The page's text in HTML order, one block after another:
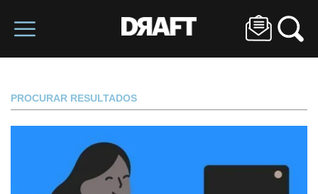
PROCURAR RESULTADOS